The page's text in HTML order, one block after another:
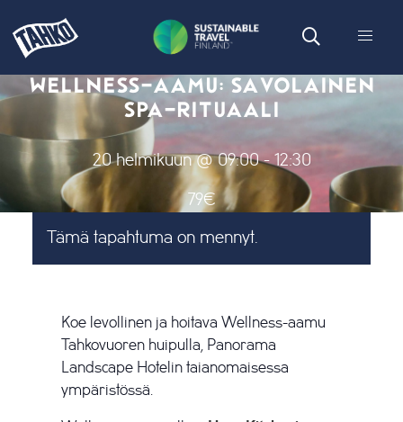
WELLNESS-AAMU: SAVOLAINEN
SPA-RITUAALI
20 helmikuun @ 09:00-12:30
79€
Tämä tapahtuma on mennyt.
Koe levollinen ja hoitava Wellness-aamu
Tahkovuoren huipulla, Panorama
Landscape Hotelin taianomaisessa
ympäristössä.